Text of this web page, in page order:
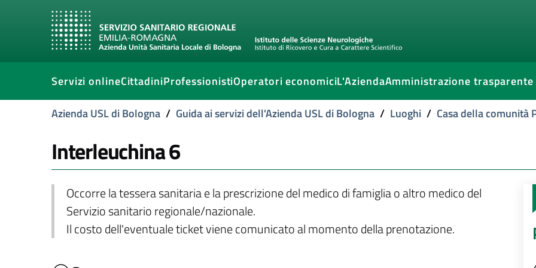
Servizi onlineCittadiniProfessionistiOperatori economiciL'AziendaAmministrazione trasparente
Azienda USL di Bologna / Guida ai servizi dell'Azienda USL di Bologna / Luoghi / Casa della comunità
Interleuchina 6
Occorre la tessera sanitaria e la prescrizione del medico di famiglia o altro medico del
Servizio sanitario regionale/nazionale.
Il costo dell'eventuale ticket viene comunicato al momento della prenotazione.